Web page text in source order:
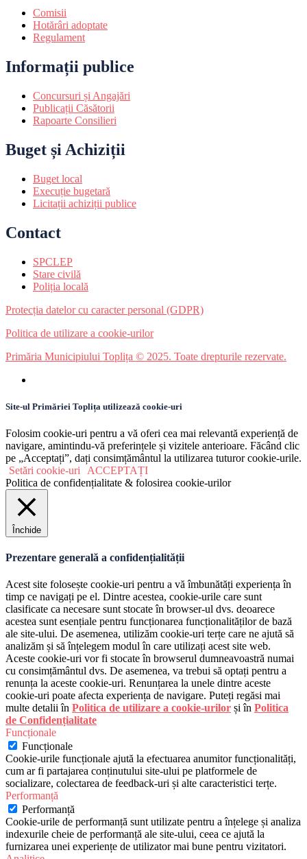
Comisii
Hotărâri adoptate
Regulament
Informații publice
Concursuri și Angajări
Publicații Căsătorii
Rapoarte Consilieri
Buget și Achiziții
Buget local
Execuție bugetară
Licitații achiziții publice
Contact
SPCLEP
Stare civilă
Poliția locală
Protecția datelor cu caracter personal (GDPR)
Politica de utilizare a cookie-urilor
Primăria Municipiului Toplița © 2025. Toate drepturile rezervate.
Site-ul Primăriei Toplița utilizează cookie-uri
Folosim cookie-uri pentru a vă oferi cea mai relevantă experiență de
navigare, amintindu-vă preferințele și vizitele anterioare. Făcând clic
pe „Acceptați”, dați consimțământul la utilizarea tuturor cookie-urile.
Setări cookie-uri
ACCEPTAȚI
Politica de confidențialitate & folosirea cookie-urilor
Închide
Prezentare generală a confidențialității
Acest site folosește cookie-uri pentru a vă îmbunătăți experiența în
timp ce navigați pe el. Dintre acestea, cookie-urile care sunt
clasificate ca necesare sunt stocate în browser-ul dvs. deoarece
acestea sunt esențiale pentru funcționarea funcționalităților de bază
ale site-ului. De asemenea, utilizăm cookie-uri terțe care ne ajută să
analizăm și să înțelegem modul în care utilizați acest site web.
Aceste cookie-uri vor fi stocate în browserul dumneavoastră numai
cu consimțământul dvs. De asemenea, va trebui să optați pentru a
renunța la aceste cookie-uri. Renunțarea la unele dintre aceste
cookie-uri poate afecta experiența de navigare. Puteți regăsi mai
multe detalii în Politica de utilizare a cookie-urilor și în Politica
de Confidențialitate
Funcționale
Funcționale
Cookie-urile funcționale ajută la efectuarea anumitor funcționalități,
cum ar fi partajarea conținutului site-ului pe platformele de
socializare, colectarea de feedback-uri și alte caracteristici terțe.
Performanță
Performanță
Cookie-urile de performanță sunt utilizate pentru a înțelege și analiza
indexurile cheie de performanță ale site-ului, ceea ce ajută la
furnizarea unei experiențe de utilizator mai bune pentru vizitatori.